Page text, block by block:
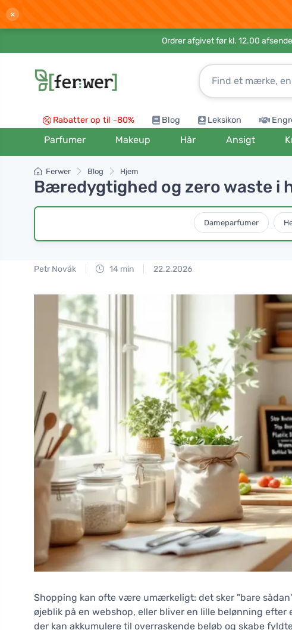
×
Ordrer afgivet før kl. 12.00
Rabatter op til -80% Blog Leksikon
Parfumer Makeup Hår Ansigt
Ferwer Blog Hjem
Bæredygtighed og zero waste i
Dameparfumer
Petr Novák 14 min 22.2.2026
Shopping kan ofte være umærkeligt: det sker "bare
øjeblik på en webshop, eller bliver en lille belønning
der kan akkumulere til overraskende beløb og skabe